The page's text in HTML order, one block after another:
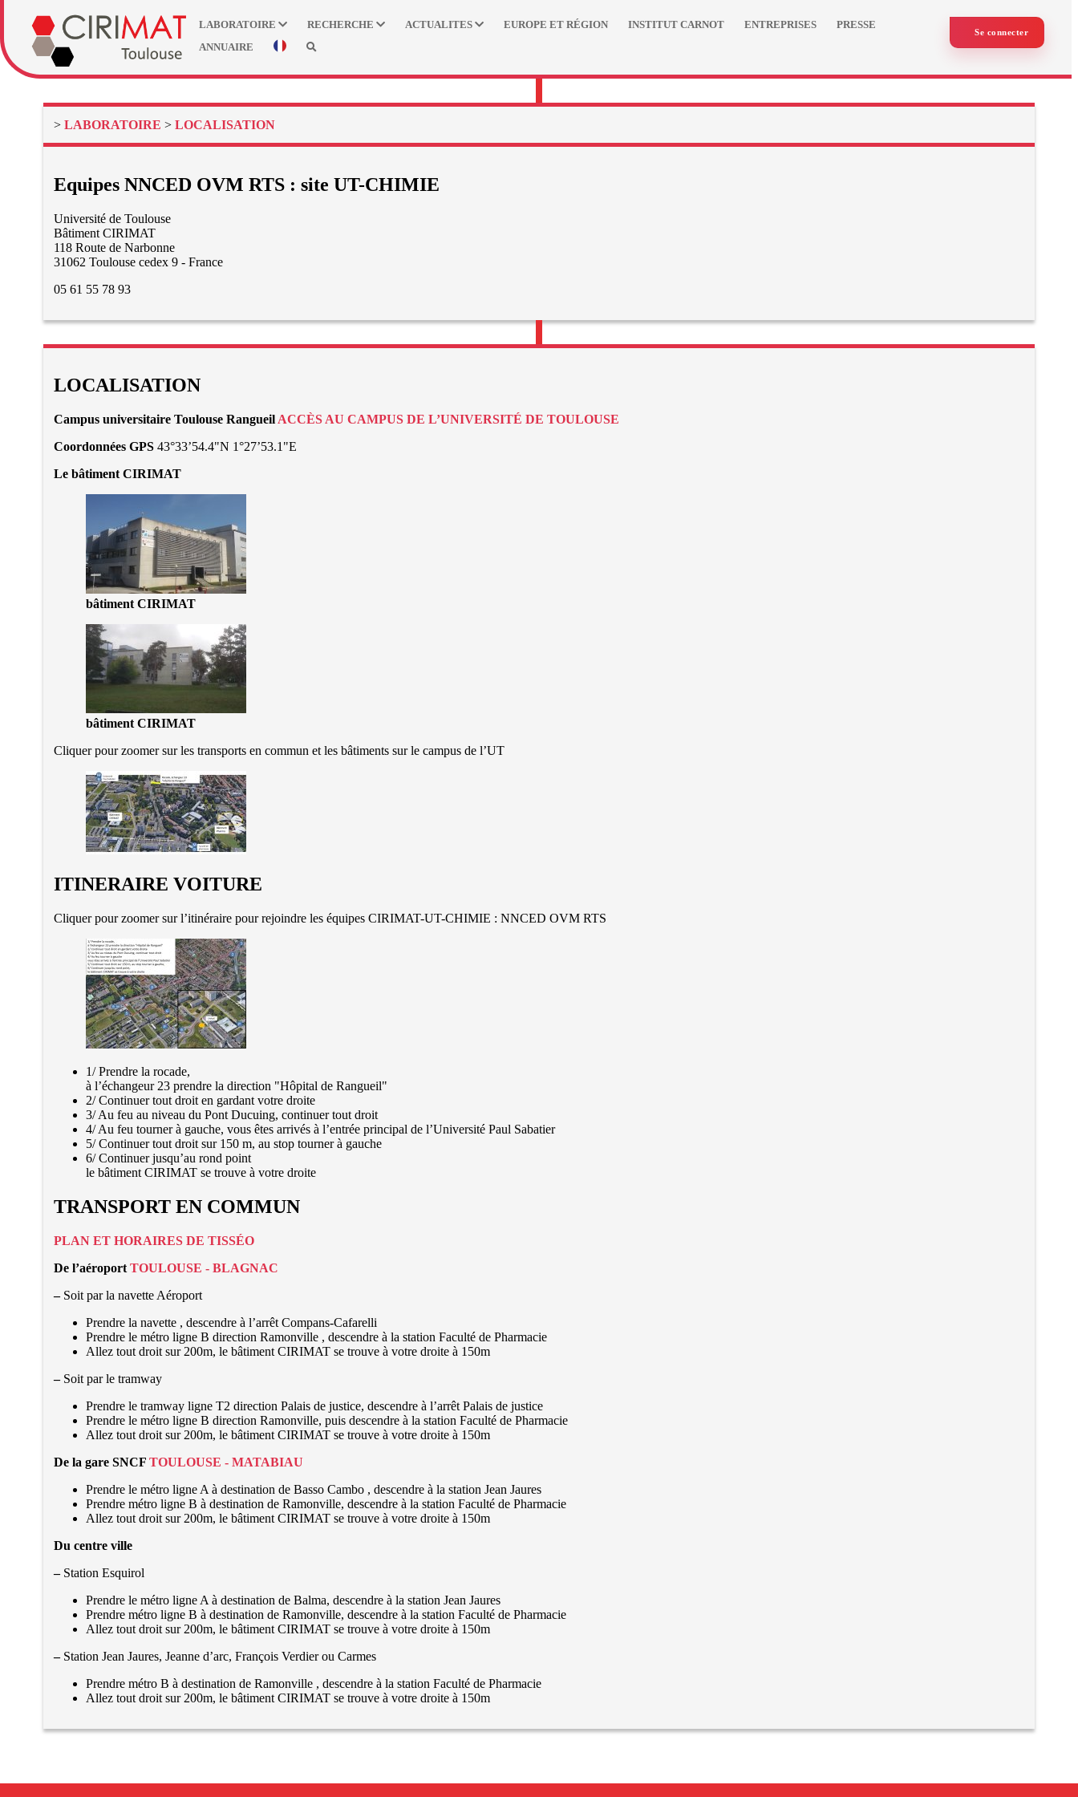
LABORATOIRE RECHERCHE ACTUALITES EUROPE ET RÉGION INSTITUT CARNOT ENTREPRISES
PRESSE
ANNUAIRE
Se connecter
>LABORATOIRE >LOCALISATION
Equipes NNCED OVM RTS : site UT-CHIMIE
Université de Toulouse
Bâtiment CIRIMAT
118 Route de Narbonne
31062 Toulouse cedex 9 - France
05 61 55 78 93
LOCALISATION
Campus universitaire Toulouse Rangueil ACCÈS AU CAMPUS DE L’UNIVERSITÉ DE TOULOUSE
Coordonnées GPS 43°33’54.4"N 1°27’53.1"E
Le bâtiment CIRIMAT
bâtiment CIRIMAT
bâtiment CIRIMAT
Cliquer pour zoomer sur les transports en commun et les bâtiments sur le campus de l’UT
ITINERAIRE VOITURE
Cliquer pour zoomer sur l’itinéraire pour rejoindre les équipes CIRIMAT-UT-CHIMIE : NNCED OVM RTS
1/ Prendre la rocade,
à l’échangeur 23 prendre la direction "Hôpital de Rangueil"
2/ Continuer tout droit en gardant votre droite
3/ Au feu au niveau du Pont Ducuing, continuer tout droit
4/ Au feu tourner à gauche, vous êtes arrivés à l’entrée principal de l’Université Paul Sabatier
5/ Continuer tout droit sur 150 m, au stop tourner à gauche
6/ Continuer jusqu’au rond point
le bâtiment CIRIMAT se trouve à votre droite
TRANSPORT EN COMMUN
PLAN ET HORAIRES DE TISSÉO
De l’aéroportTOULOUSE - BLAGNAC
–Soit par la navette Aéroport
Prendre la navette , descendre à l’arrêtCompans-Cafarelli
Prendre le métro ligne B directionRamonville , descendre à la stationFaculté de Pharmacie
Allez tout droit sur 200m, le bâtiment CIRIMAT se trouve à votre droite à 150m
–Soit par le tramway
Prendre le tramway ligne T2 directionPalais de justice, descendre à l’arrêtPalais de justice
Prendre le métro ligne B direction Ramonville, puis descendre à la stationFaculté de Pharmacie
Allez tout droit sur 200m, le bâtiment CIRIMAT se trouve à votre droite à 150m
De la gare SNCFTOULOUSE - MATABIAU
Prendre le métro ligne A à destination deBasso Cambo , descendre à la stationJean Jaures
Prendre métro ligne B à destination deRamonville, descendre à la stationFaculté de Pharmacie
Allez tout droit sur 200m, le bâtiment CIRIMAT se trouve à votre droite à 150m
Du centre ville
–StationEsquirol
Prendre le métro ligne A à destination deBalma, descendre à la stationJean Jaures
Prendre métro ligne B à destination deRamonville, descendre à la stationFaculté de Pharmacie
Allez tout droit sur 200m, le bâtiment CIRIMAT se trouve à votre droite à 150m
–StationJean Jaures, Jeanne d’arc, François Verdier ou Carmes
Prendre métro B à destination deRamonville , descendre à la stationFaculté de Pharmacie
Allez tout droit sur 200m, le bâtiment CIRIMAT se trouve à votre droite à 150m